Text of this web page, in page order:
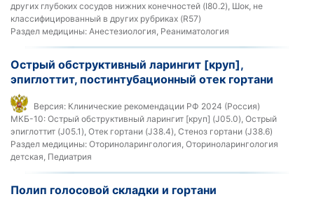
других глубоких сосудов нижних конечностей (I80.2), Шок, не
классифицированный в других рубриках (R57)
Раздел медицины: Анестезиология, Реаниматология
Острый обструктивный ларингит [круп],
эпиглоттит, постинтубационный отек гортани
Версия: Клинические рекомендации РФ 2024 (Россия)
МКБ-10: Острый обструктивный ларингит [круп] (J05.0), Острый
эпиглоттит (J05.1), Отек гортани (J38.4), Стеноз гортани (J38.6)
Раздел медицины: Оториноларингология, Оториноларингология
детская, Педиатрия
Полип голосовой складки и гортани